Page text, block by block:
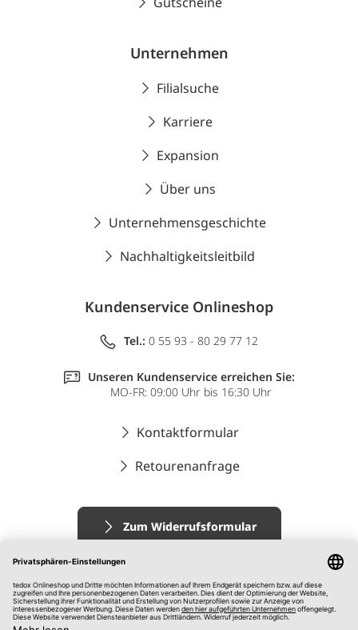
Unternehmen
Filialsuche
Karriere
Expansion
Über uns
Unternehmensgeschichte
Nachhaltigkeitsleitbild
Kundenservice Onlineshop
Tel.: 0 55 93 - 80 29 77 12
Unseren Kundenservice erreichen Sie:
MO-FR: 09:00 Uhr bis 16:30 Uhr
Kontaktformular
Retourenanfrage
Zum Widerrufsformular
Impressum
AGB